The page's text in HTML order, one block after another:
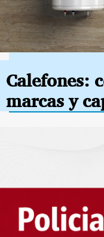
Calefones:
marcas y